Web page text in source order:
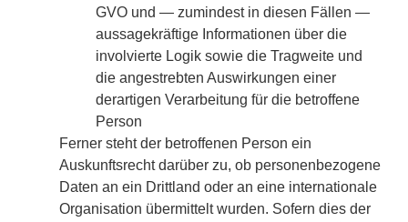
GVO und — zumindest in diesen Fällen —
aussagekräftige Informationen über die
involvierte Logik sowie die Tragweite und
die angestrebten Auswirkungen einer
derartigen Verarbeitung für die betroffene
Person
Ferner steht der betroffenen Person ein
Auskunftsrecht darüber zu, ob personenbezogene
Daten an ein Drittland oder an eine internationale
Organisation übermittelt wurden. Sofern dies der